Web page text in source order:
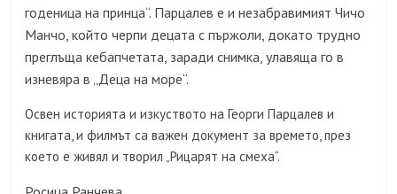
годеница на принца“. Парцалев е и незабравимият Чичо
Манчо, който черпи децата с пържоли, докато трудно
преглъща кебапчетата, заради снимка, улавяща го в
изневяра в „Деца на море“.
Освен историята и изкуството на Георги Парцалев и
книгата, и филмът са важен документ за времето, през
което е живял и творил „Рицарят на смеха“.